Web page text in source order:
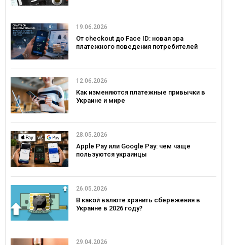
19.06.2026
От checkout до Face ID: новая эра
платежного поведения потребителей
12.06.2026
Как изменяются платежные привычки в
Украине и мире
28.05.2026
Apple Pay или Google Pay: чем чаще
пользуются украинцы
26.05.2026
В какой валюте хранить сбережения в
Украине в 2026 году?
29.04.2026